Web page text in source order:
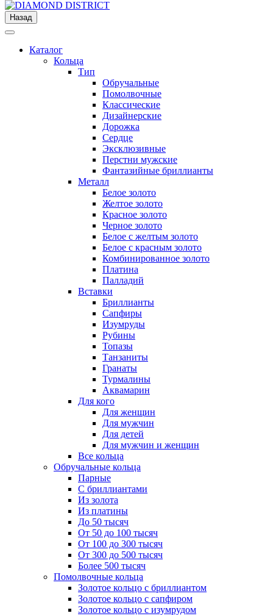
Назад
Каталог
Кольца
Тип
Обручальные
Помолвочные
Классические
Дизайнерские
Дорожка
Сердце
Эксклюзивные
Перстни мужские
Фантазийные бриллианты
Металл
Белое золото
Желтое золото
Красное золото
Черное золото
Белое с желтым золото
Белое с красным золото
Комбинированное золото
Платина
Палладий
Вставки
Бриллианты
Сапфиры
Изумруды
Рубины
Топазы
Танзаниты
Гранаты
Турмалины
Аквамарин
Для кого
Для женщин
Для мужчин
Для детей
Для мужчин и женщин
Все кольца
Обручальные кольца
Парные
С бриллиантами
Из золота
Из платины
До 50 тысяч
От 50 до 100 тысяч
От 100 до 300 тысяч
От 300 до 500 тысяч
Более 500 тысяч
Помолвочные кольца
Золотое кольцо с бриллиантом
Золотое кольцо с сапфиром
Золотое кольцо с изумрудом